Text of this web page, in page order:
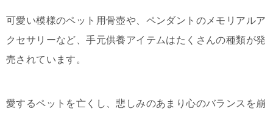
可愛い模様のペット用骨壺や、ペンダントのメモリアルア
クセサリーなど、手元供養アイテムはたくさんの種類が発
売されています。
愛するペットを亡くし、悲しみのあまり心のバランスを崩